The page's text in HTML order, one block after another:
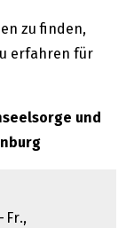
zu finden,
erfahren für
und
Fr.,